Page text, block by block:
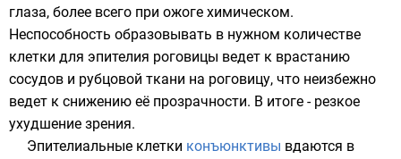
глаза, более всего при ожоге химическом.
Неспособность образовывать в нужном количестве
клетки для эпителия роговицы ведет к врастанию
сосудов и рубцовой ткани на роговицу, что неизбежно
ведет к снижению её прозрачности. В итоге - резкое
ухудшение зрения.
Эпителиальные клетки конъюнктивы вдаются в